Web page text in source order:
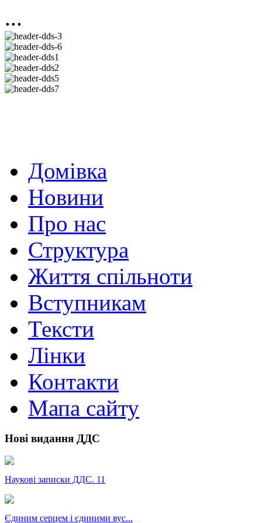
...
Домівка
Новини
Про нас
Структура
Життя спільноти
Вступникам
Тексти
Лінки
Контакти
Мапа сайту
Нові видання ДДС
Наукові записки ДДС. 11
Єдиним серцем і єдиними вус...